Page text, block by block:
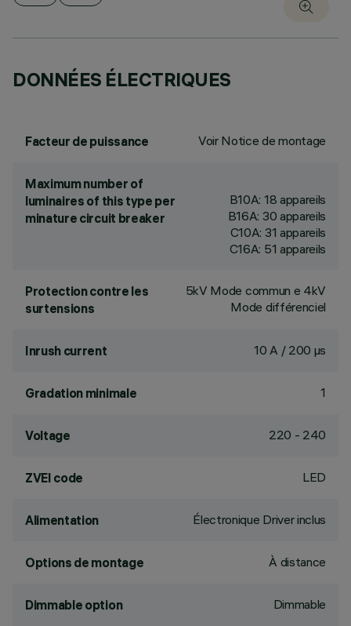
DONNÉES ÉLECTRIQUES
Facteur de puissance Voir Notice de montage
Maximum number of
luminaires of this type per
minature circuit breaker
B10A: 18 appareils
B16A: 30 appareils
C10A: 31 appareils
C16A: 51 appareils
Protection contre les
surtensions
5kV Mode commun e 4kV
Mode différenciel
Inrush current 10 A / 200 µs
Gradation minimale 1
Voltage 220 - 240
ZVEI code LED
Alimentation Électronique Driver inclus
Options de montage À distance
Dimmable option Dimmable